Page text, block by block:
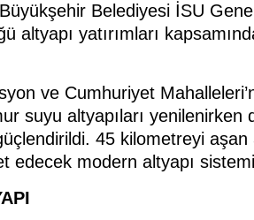
Belediyesi İSU
altyapı yatırımları
ve Cumhuriyet
suyu altyapıları yenilenirken
45 kilometreyi aşan
edecek modern altyapı